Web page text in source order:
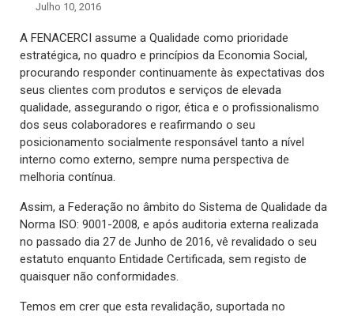
Julho 10, 2016
A FENACERCI assume a Qualidade como prioridade
estratégica, no quadro e princípios da Economia Social,
procurando responder continuamente às expectativas dos
seus clientes com produtos e serviços de elevada
qualidade, assegurando o rigor, ética e o profissionalismo
dos seus colaboradores e reafirmando o seu
posicionamento socialmente responsável tanto a nível
interno como externo, sempre numa perspectiva de
melhoria contínua.
Assim, a Federação no âmbito do Sistema de Qualidade da
Norma ISO: 9001-2008, e após auditoria externa realizada
no passado dia 27 de Junho de 2016, vê revalidado o seu
estatuto enquanto Entidade Certificada, sem registo de
quaisquer não conformidades.
Temos em crer que esta revalidação, suportada no